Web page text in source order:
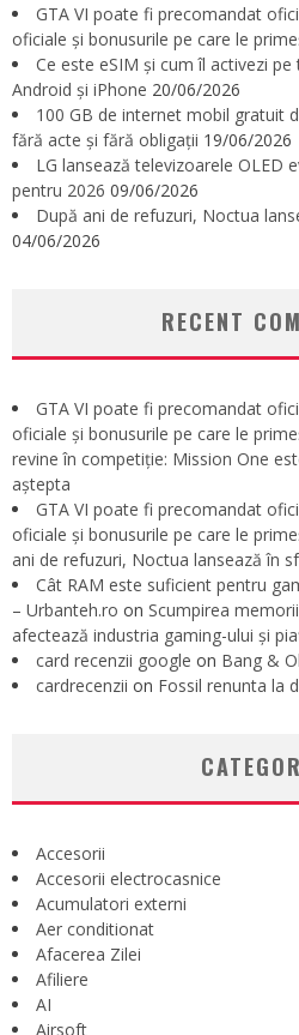
GTA VI poate fi precomandat
oficiale și bonusurile pe care le
Ce este eSIM și cum îl activezi
Android și iPhone 20/06/2026
100 GB de internet mobil gratuit
fără acte și fără obligații 19/06/2026
LG lansează televizoarele OLED
pentru 2026 09/06/2026
După ani de refuzuri, Noctua
04/06/2026
RECENT
GTA VI poate fi precomandat
oficiale și bonusurile pe care le
revine în competiție: Mission One
aștepta
GTA VI poate fi precomandat
oficiale și bonusurile pe care le
ani de refuzuri, Noctua lansează în
Cât RAM este suficient pentru
– Urbanteh.ro on Scumpirea
afectează industria gaming-ului și
card recenzii google on Bang &
cardrecenzii on Fossil renunta la
Accesorii
Accesorii electrocasnice
Acumulatori externi
Aer conditionat
Afacerea Zilei
Afiliere
AI
Airsoft